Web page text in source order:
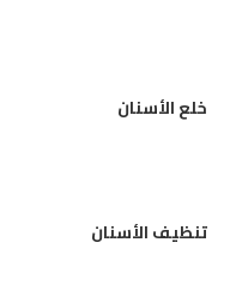
خلع الأسنان
تنظيف الأسنان